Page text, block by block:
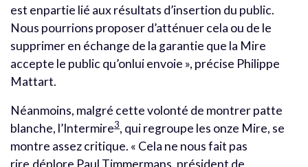
est enpartie lié aux résultats d’insertion du public.
Nous pourrions proposer d’atténuer cela ou de le
supprimer en échange de la garantie que la Mire
accepte le public qu’onlui envoie », précise Philippe
Mattart.
Néanmoins, malgré cette volonté de montrer patte
blanche, l’Intermire3, qui regroupe les onze Mire, se
montre assez critique. « Cela ne nous fait pas
rire,déplore Paul Timmermans, président de